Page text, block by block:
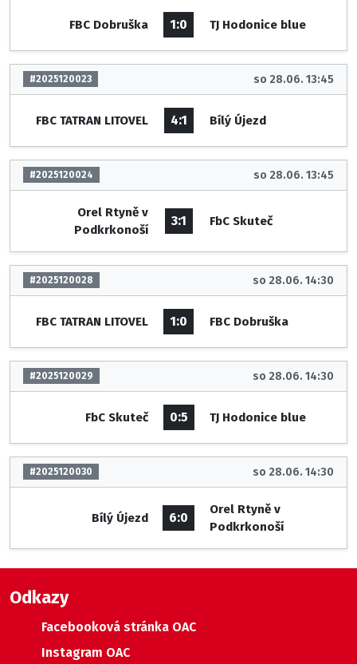
FBC Dobruška 1:0 TJ Hodonice blue
#2025120023 so 28.06. 13:45
FBC TATRAN LITOVEL 4:1 Bílý Újezd
#2025120024 so 28.06. 13:45
Orel Rtyně v
Podkrkonoší
3:1 FbC Skuteč
#2025120028 so 28.06. 14:30
FBC TATRAN LITOVEL 1:0 FBC Dobruška
#2025120029 so 28.06. 14:30
FbC Skuteč 0:5 TJ Hodonice blue
#2025120030 so 28.06. 14:30
Bílý Újezd 6:0
Orel Rtyně v
Podkrkonoší
Odkazy
Facebooková stránka OAC
Instagram OAC